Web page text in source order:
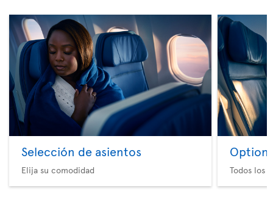
Selección de asientos
Elija su comodidad
Option
Todos los